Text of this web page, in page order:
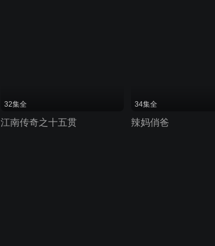
32集全
江南传奇之十五贯
34集全
辣妈俏爸